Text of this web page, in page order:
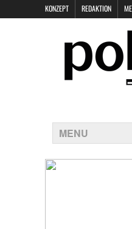
KONZEPT REDAKTION
MENU